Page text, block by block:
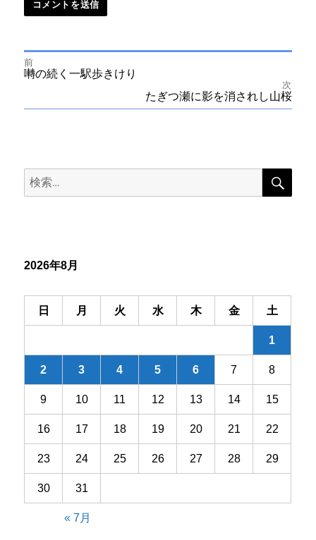
投
ゲ
ン
前
前
の
囀の続く一駅歩きけり
次
たぎつ瀬に影を消されし山桜
検
索:
検
2026年8月
日 月 火 水 木 金 土
1
2 3 4 5 6 7 8
9 10 11 12 13 14 15
16 17 18 19 20 21 22
23 24 25 26 27 28 29
30 31
« 7月